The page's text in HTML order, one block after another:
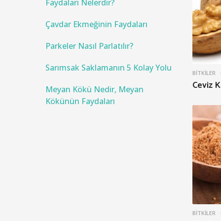
BITKILER
Ceviz
BITKILER
Faydaları Nelerdir?
Çavdar Ekmeğinin Faydaları
Parkeler Nasıl Parlatılır?
Sarımsak Saklamanın 5 Kolay Yolu
Meyan Kökü Nedir, Meyan
Kökünün Faydaları